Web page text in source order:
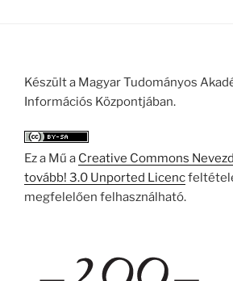
Készült a Magyar Tudományos
Információs Központjában.
Ez a Mű a Creative Commons
tovább! 3.0 Unported Licenc
megfelelően felhasználható.